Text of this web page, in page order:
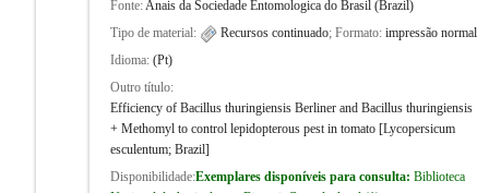
Fonte: Anais da Sociedade Entomologica do Brasil (Brazil)
Tipo de material:
Recursos continuado; Formato: impressão normal
Idioma: (Pt)
Outro título:
Efficiency of Bacillus thuringiensis Berliner and Bacillus thuringiensis
+ Methomyl to control lepidopterous pest in tomato [Lycopersicum
esculentum; Brazil]
Disponibilidade:Exemplares disponíveis para consulta: Biblioteca